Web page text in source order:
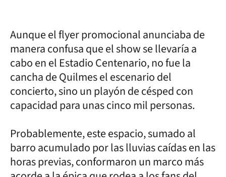
Aunque el flyer promocional anunciaba de
manera confusa que el show se llevaría a
cabo en el Estadio Centenario, no fue la
cancha de Quilmes el escenario del
concierto, sino un playón de césped con
capacidad para unas cinco mil personas.
Probablemente, este espacio, sumado al
barro acumulado por las lluvias caídas en las
horas previas, conformaron un marco más